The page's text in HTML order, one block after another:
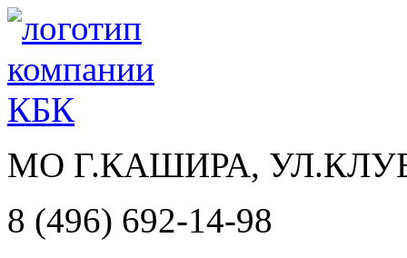
МО Г.КАШИРА,
8 (496) 692-14-98